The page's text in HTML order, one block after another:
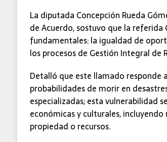
La diputada Concepción Rueda
de Acuerdo, sostuvo que la
fundamentales: la igualdad de
los procesos de Gestión Integral de
Detalló que este llamado responde
probabilidades de morir en
especializadas; esta vulnerabilidad
económicas y culturales,
propiedad o recursos.